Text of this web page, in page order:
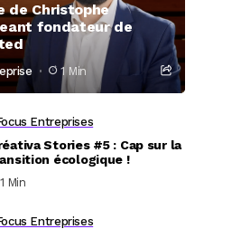
de Christophe
fondateur de
1 Min
Entreprises
Stories #5 : Cap sur la
écologique !
1 Min
Entreprises